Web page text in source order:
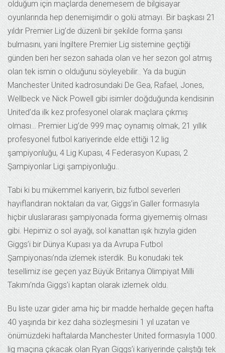
olduğum için maçlarda denemesem de bilgisayar
oyunlarında hep denemişimdir o golü atmayı. Bir başkası 21
yıldır Premier Lig’de düzenli bir şekilde forma şansı
bulmasını, yani İngiltere Premier Lig sistemine geçtiği
günden beri her sezon sahada olan ve her sezon gol atmış
olan tek ismin o olduğunu söyleyebilir.. Ya da bugün
Manchester United kadrosundaki De Gea, Rafael, Jones,
Wellbeck ve Nick Powell gibi isimler doğduğunda kendisinin
United’da ilk kez profesyonel olarak maçlara çıkmış
olması… Premier Lig’de 999 maç oynamış olmak, 21 yıllık
profesyonel futbol kariyerinde elde ettiği 12 lig
şampiyonluğu, 4 Lig Kupası, 4 Federasyon Kupası, 2
Şampiyonlar Ligi şampiyonluğu..
Tabi ki bu mükemmel kariyerin, biz futbol severleri
hayıflandıran noktaları da var, Giggs’in Galler formasıyla
hiçbir uluslararası şampiyonada forma giyememiş olması
gibi. Hepimiz o sol ayağı, sol kanattan ışık hızıyla giden
Giggs’i bir Dünya Kupası ya da Avrupa Futbol
Şampiyonası’nda izlemek isterdik. Bu konudaki tek
tesellimiz ise geçen yaz Büyük Britanya Olimpiyat Milli
Takımı’nda Giggs’i kaptan olarak izlemek oldu.
Bu liste uzar gider ama hiç bir madde herhalde geçen hafta
40 yaşında bir kez daha sözleşmesini 1 yıl uzatan ve
önümüzdeki haftalarda Manchester United formasıyla 1000.
lig maçına çıkacak olan Ryan Giggs’i kariyerinde çalıştığı tek